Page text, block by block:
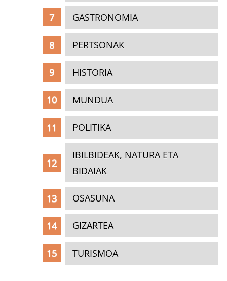
GASTRONOMIA
PERTSONAK
HISTORIA
MUNDUA
POLITIKA
IBILBIDEAK, NATURA ETA
BIDAIAK
OSASUNA
GIZARTEA
TURISMOA